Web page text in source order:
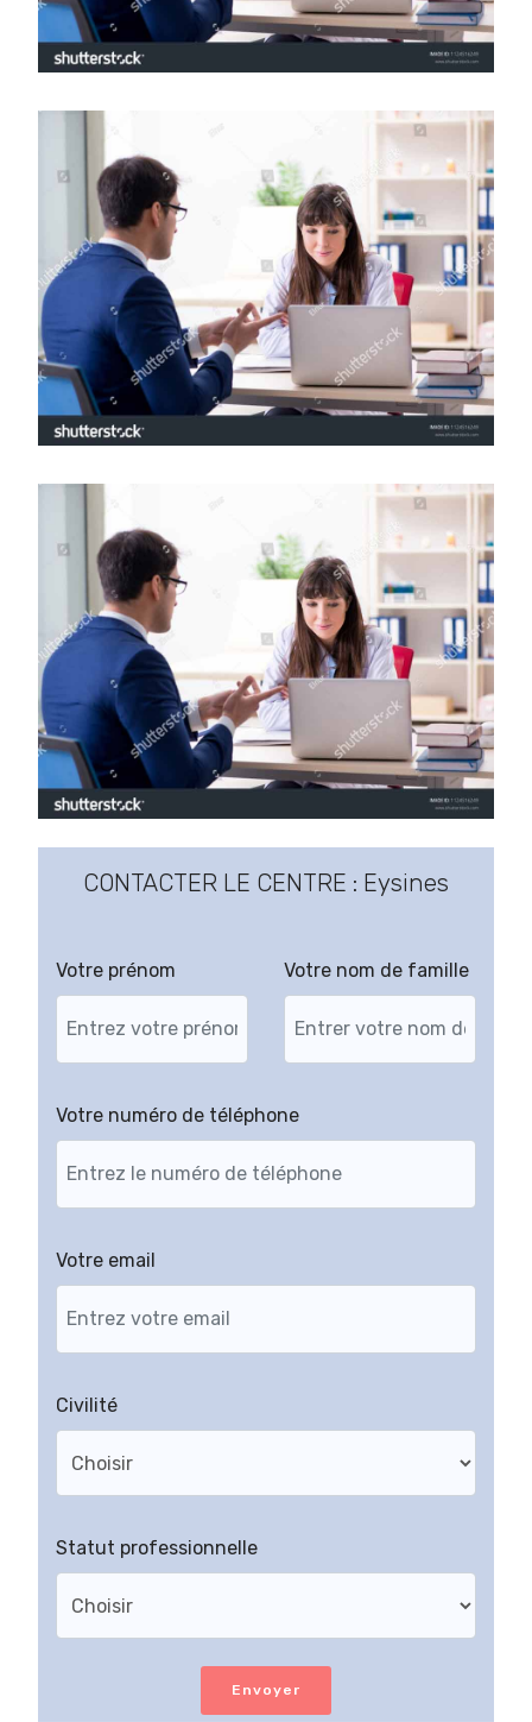
CONTACTER LE CENTRE : Eysines
Votre prénom Votre nom de famille
Votre numéro de téléphone
Votre email
Civilité
Statut professionnelle
Envoyer